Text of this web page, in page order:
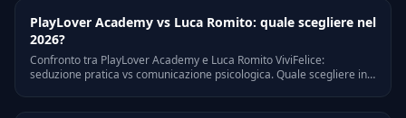
PlayLover Academy vs Luca Romito: quale scegliere nel
2026?
Confronto tra PlayLover Academy e Luca Romito ViviFelice:
seduzione pratica vs comunicazione psicologica. Quale scegliere in